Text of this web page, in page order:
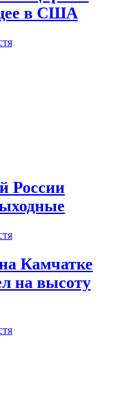
в США
России
Камчатке
на высоту